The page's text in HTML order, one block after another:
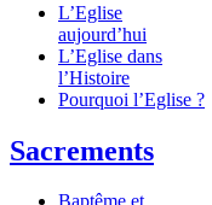
L’Eglise
aujourd’hui
L’Eglise dans
l’Histoire
Pourquoi l’Eglise ?
Sacrements